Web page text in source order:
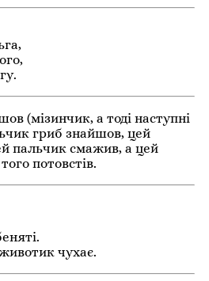
(мізинчик, а тоді наступні
гриб знайшов, цей
пальчик смажив, а цей
потовстів.
чухає.